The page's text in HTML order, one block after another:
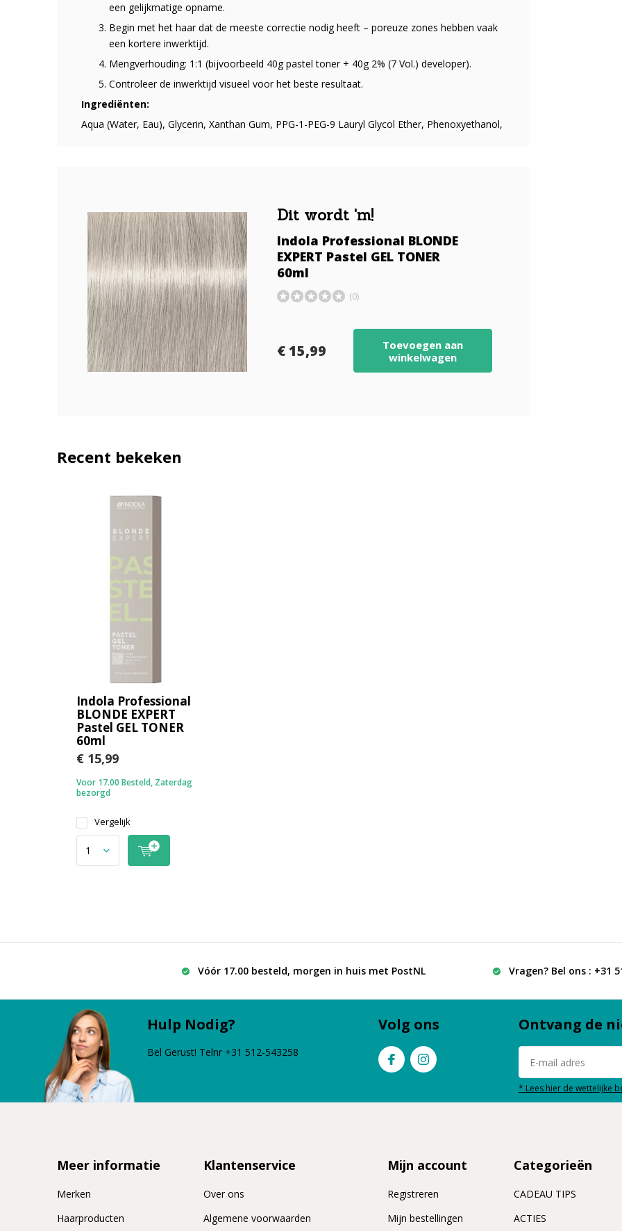
een gelijkmatige opname.
Begin met het haar dat de meeste correctie nodig heeft – poreuze zones hebben vaak
een kortere inwerktijd.
Mengverhouding: 1:1 (bijvoorbeeld 40g pastel toner + 40g 2% (7 Vol.) developer).
Controleer de inwerktijd visueel voor het beste resultaat.
Ingrediënten:
Aqua (Water, Eau), Glycerin, Xanthan Gum, PPG-1-PEG-9 Lauryl Glycol Ether, Phenoxyethanol,
Dit wordt 'm!
Indola Professional BLONDE
EXPERT Pastel GEL TONER
60ml
(0)
€ 15,99
Toevoegen aan
winkelwagen
Recent bekeken
Indola Professional
BLONDE EXPERT
Pastel GEL TONER
60ml
€ 15,99
Voor 17.00 Besteld, Zaterdag
bezorgd
Vergelijk
Vóór 17.00 besteld, morgen in huis met PostNL Vragen? Bel ons : +31
Hulp Nodig?
Bel Gerust! Telnr +31 512-543258
Volg ons Ontvang de
* Lees hier de wettelijke
Meer informatie
Merken
Haarproducten
Klantenservice
Over ons
Algemene voorwaarden
Mijn account
Registreren
Mijn bestellingen
Categorieën
CADEAU TIPS
ACTIES